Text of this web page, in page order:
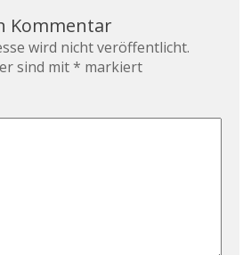
Kommentar
wird nicht veröffentlicht.
sind mit* markiert